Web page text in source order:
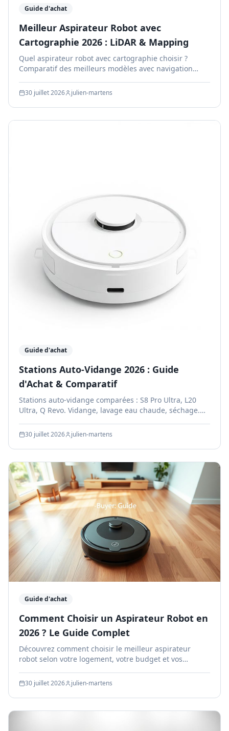
Guide d'achat
Meilleur Aspirateur Robot avec
Cartographie 2026 : LiDAR & Mapping
Quel aspirateur robot avec cartographie choisir ?
Comparatif des meilleurs modèles avec navigation
2026.
30 juillet 2026 julien-martens
Guide d'achat
Stations Auto-Vidange 2026 : Guide
d'Achat & Comparatif
Stations auto-vidange comparées : S8 Pro Ultra, L20
Ultra, Q Revo. Vidange, lavage eau chaude, séchage.
30 juillet 2026 julien-martens
Guide d'achat
Comment Choisir un Aspirateur Robot en
2026 ? Le Guide Complet
Découvrez comment choisir le meilleur aspirateur
robot selon votre logement, votre budget et vos
30 juillet 2026 julien-martens